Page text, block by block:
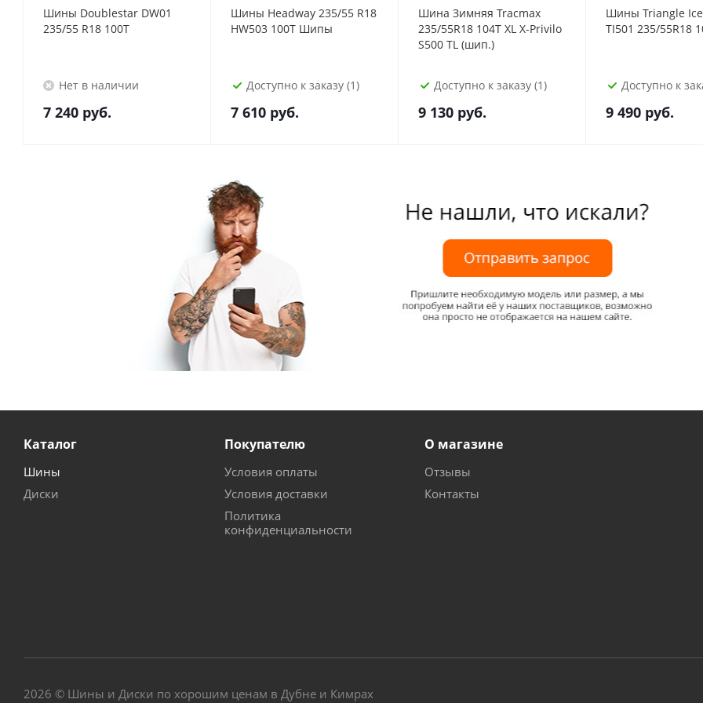
Шины Doublestar DW01
235/55 R18 100T
Нет в наличии
7 240 руб.
Шины Headway 235/55 R18
HW503 100T Шипы
Доступно к заказу (1)
7 610 руб.
Шина Зимняя Tracmax
235/55R18 104T XL X-Privilo
S500 TL (шип.)
Доступно к заказу (1)
9 130 руб.
Шины Triangle
TI501 235/55R18
Доступно к
9 490 руб.
Каталог
Шины
Диски
Покупателю
Условия оплаты
Условия доставки
Политика
конфиденциальности
О магазине
Отзывы
Контакты
2026 © Шины и Диски по хорошим ценам в Дубне и Кимрах